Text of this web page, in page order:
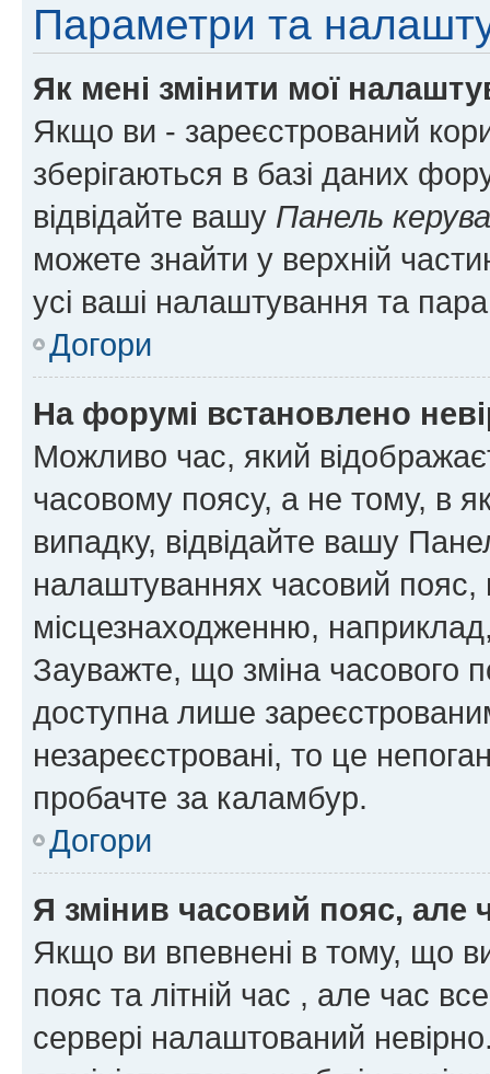
Параметри та
Як мені змінити мої
Якщо ви - зареєстрований
зберігаються в базі даних
відвідайте вашу Панель
можете знайти у верхній
усі ваші налаштування та
Догори
На форумі встановлено
Можливо час, який
часовому поясу, а не тому, в
випадку, відвідайте вашу
налаштуваннях часовий пояс,
місцезнаходженню,
Зауважте, що зміна часового
доступна лише
незареєстровані, то це
пробачте за каламбур.
Догори
Я змінив часовий пояс, але
Якщо ви впевнені в тому, що
пояс та літній час , але час
сервері налаштований